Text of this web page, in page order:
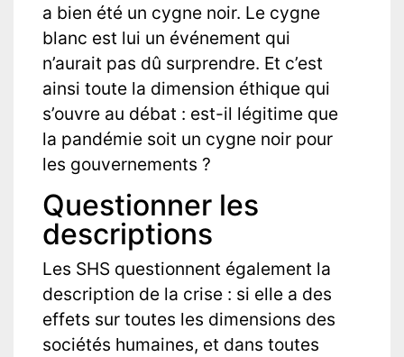
a bien été un cygne noir. Le cygne
blanc est lui un événement qui
n’aurait pas dû surprendre. Et c’est
ainsi toute la dimension éthique qui
s’ouvre au débat : est-il légitime que
la pandémie soit un cygne noir pour
les gouvernements ?
Questionner les
descriptions
Les SHS questionnent également la
description de la crise : si elle a des
effets sur toutes les dimensions des
sociétés humaines, et dans toutes